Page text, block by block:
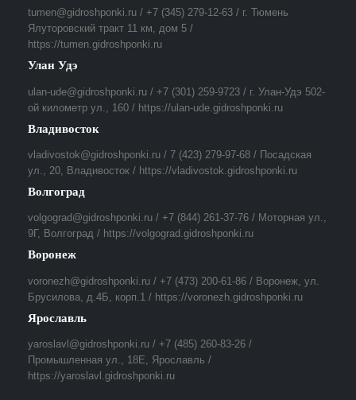
tumen@gidroshponki.ru / +7 (345) 279-12-63 / г. Тюмень
Ялуторовский тракт 11 км, дом 5 /
https://tumen.gidroshponki.ru
Улан Удэ
ulan-ude@gidroshponki.ru / +7 (301) 259-9723 / г. Улан-Удэ 502-
ой километр ул., 160 / https://ulan-ude.gidroshponki.ru
Владивосток
vladivostok@gidroshponki.ru / 7 (423) 279-97-68 / Посадская
ул., 20, Владивосток / https://vladivostok.gidroshponki.ru
Волгоград
volgograd@gidroshponki.ru / +7 (844) 261-37-76 / Моторная ул.,
9Г, Волгоград / https://volgograd.gidroshponki.ru
Воронеж
voronezh@gidroshponki.ru / +7 (473) 200-61-86 / Воронеж, ул.
Брусилова, д.4Б, корп.1 / https://voronezh.gidroshponki.ru
Ярославль
yaroslavl@gidroshponki.ru / +7 (485) 260-83-26 /
Промышленная ул., 18Е, Ярославль /
https://yaroslavl.gidroshponki.ru